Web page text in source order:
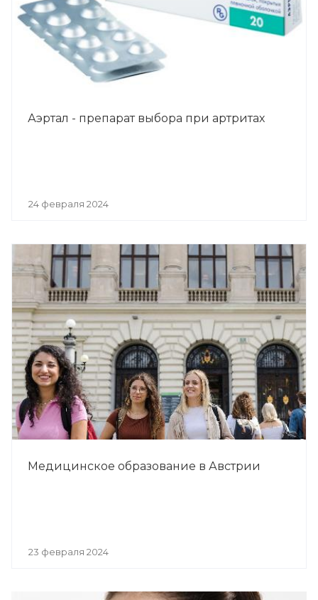
Аэртал - препарат выбора при артритах
24 февраля 2024
Медицинское образование в Австрии
23 февраля 2024